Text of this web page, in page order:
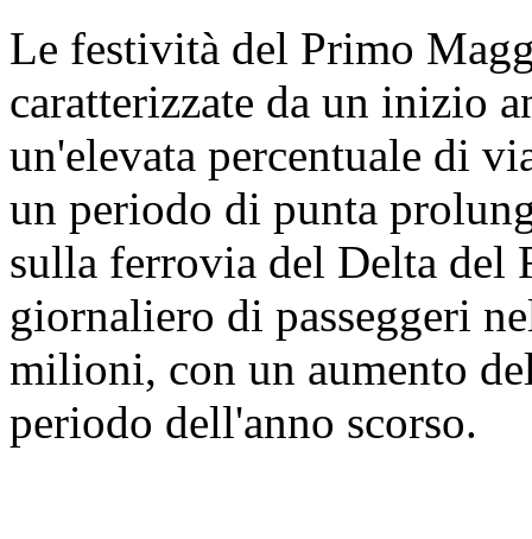
Le festività del Primo
caratterizzate da un inizio
un'elevata percentuale di
un periodo di punta
sulla ferrovia del Delta del
giornaliero di passeggeri
milioni, con un aumento
periodo dell'anno scorso.